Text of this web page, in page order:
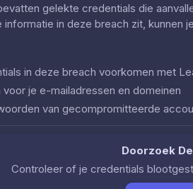
gelekte credentials die
informatie in deze breach zit, kunnen
in deze breach voorkomen met
je e-mailadressen en domeinen
van gecompromitteerde
Doorzoek
Controleer of je credentials